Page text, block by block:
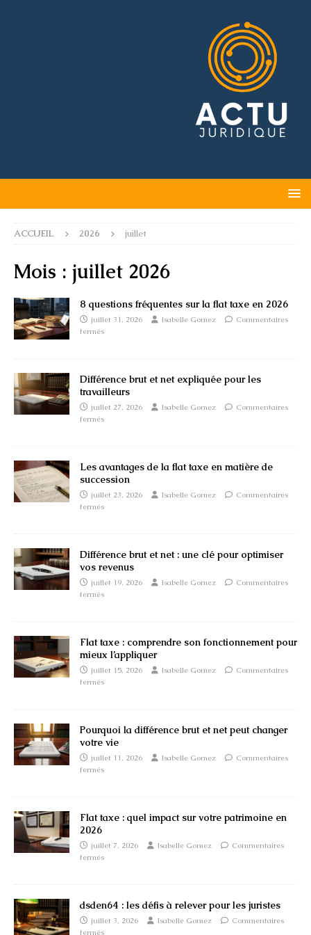
ACCUEIL 2026 juillet
Mois : juillet 2026
8 questions fréquentes sur la flat taxe en 2026
juillet 31, 2026 Isabelle Gomez
Commentaires
fermés
Différence brut et net expliquée pour les
travailleurs
juillet 27, 2026 Isabelle Gomez
Commentaires
fermés
Les avantages de la flat taxe en matière de
succession
juillet 23, 2026 Isabelle Gomez
Commentaires
fermés
Différence brut et net : une clé pour optimiser
vos revenus
juillet 19, 2026 Isabelle Gomez
Commentaires
fermés
Flat taxe : comprendre son fonctionnement pour
mieux l’appliquer
juillet 15, 2026 Isabelle Gomez
Commentaires
fermés
Pourquoi la différence brut et net peut changer
votre vie
juillet 11, 2026 Isabelle Gomez
Commentaires
fermés
Flat taxe : quel impact sur votre patrimoine en
2026
juillet 7, 2026 Isabelle Gomez
Commentaires
fermés
dsden64 : les défis à relever pour les juristes
juillet 3, 2026 Isabelle Gomez
Commentaires
fermés